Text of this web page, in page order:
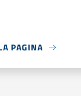
PAGINA